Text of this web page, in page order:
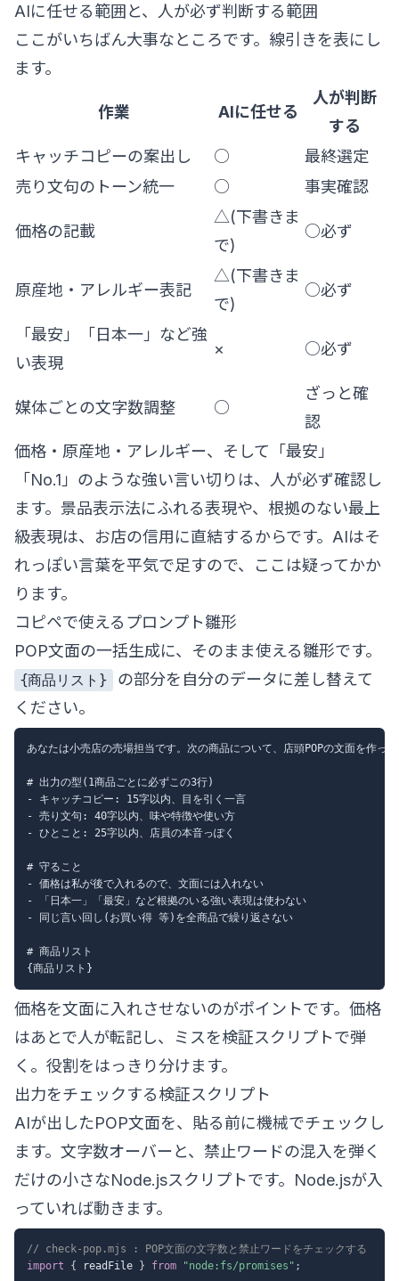
AIに任せる範囲と、人が必ず判断する範囲
ここがいちばん大事なところです。線引きを表にし
ます。
作業 AIに任せる
人が判断
する
キャッチコピーの案出し
○
最終選定
売り文句のトーン統一
○ 事実確認
価格の記載
△(下書きま
で)
○必ず
原産地・アレルギー表記
△(下書きま
で)
○必ず
「最安」「日本一」など強
い表現
× ○必ず
媒体ごとの文字数調整 ○
ざっと確
認
価格・原産地・アレルギー、そして「最安」
「No.1」のような強い言い切りは、人が必ず確認し
ます。景品表示法にふれる表現や、根拠のない最上
級表現は、お店の信用に直結するからです。AIはそ
れっぽい言葉を平気で足すので、ここは疑ってかか
ります。
コピペで使えるプロンプト雛形
POP文面の一括生成に、そのまま使える雛形です。
{商品リスト}
の部分を自分のデータに差し替えて
ください。
あなたは小売店の売場担当です。次の商品について、店頭POPの文面を作っ
# 出力の型(1商品ごとに必ずこの3行)
- キャッチコピー: 15字以内、目を引く一言
- 売り文句: 40字以内、味や特徴や使い方
- ひとこと: 25字以内、店員の本音っぽく
# 守ること
- 価格は私が後で入れるので、文面には入れない
- 「日本一」「最安」など根拠のいる強い表現は使わない
- 同じ言い回し(お買い得 等)を全商品で繰り返さない
# 商品リスト
価格を文面に入れさせないのがポイントです。価格
はあとで人が転記し、ミスを検証スクリプトで弾
く。役割をはっきり分けます。
出力をチェックする検証スクリプト
AIが出したPOP文面を、貼る前に機械でチェックし
ます。文字数オーバーと、禁止ワードの混入を弾く
だけの小さなNode.jsスクリプトです。Node.jsが入
っていれば動きます。
// check-pop.mjs : POP文面の文字数と禁止ワードをチェックする
import
{ readFile } from "node:fs/promises" ;